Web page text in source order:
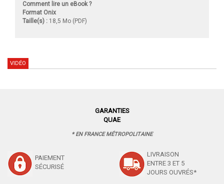
Comment lire un eBook ?
Format Onix
Taille(s) : 18,5 Mo (PDF)
VIDÉO
GARANTIES
QUAE
* EN FRANCE MÉTROPOLITAINE
PAIEMENT
SÉCURISÉ
LIVRAISON
ENTRE 3 ET 5
JOURS OUVRÉS*